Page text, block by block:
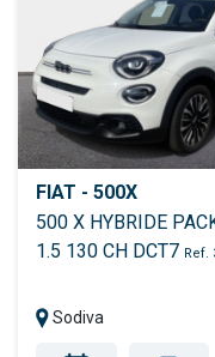
FIAT - 500X
500 X HYBRIDE
1.5 130 CH DCT7 Ref.
Sodiva